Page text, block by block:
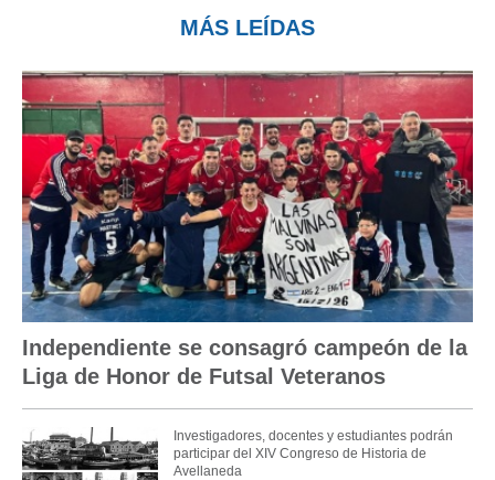
MÁS LEÍDAS
Independiente se consagró campeón de la
Liga de Honor de Futsal Veteranos
Investigadores, docentes y estudiantes podrán
participar del XIV Congreso de Historia de
Avellaneda